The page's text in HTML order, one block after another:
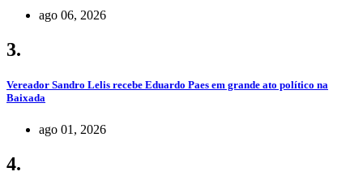
ago 06, 2026
3.
Vereador Sandro Lelis recebe Eduardo Paes em grande ato político na
Baixada
ago 01, 2026
4.